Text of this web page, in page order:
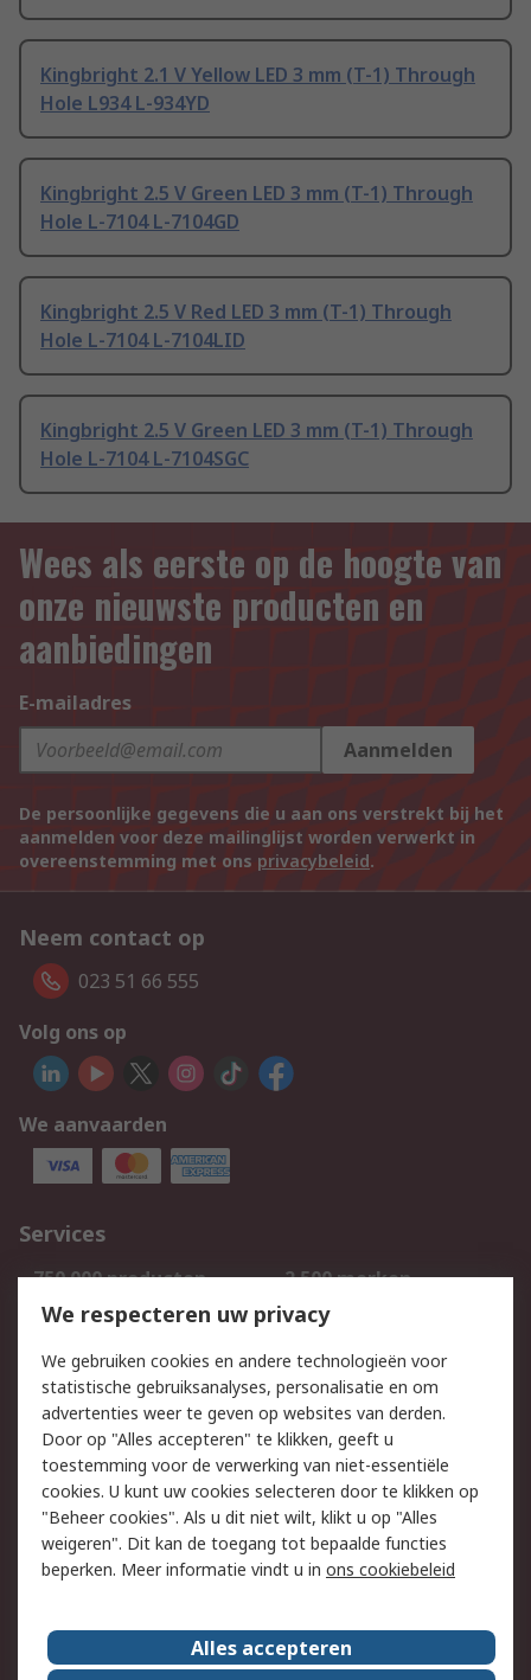
Kingbright 2.1 V Yellow LED 3 mm (T-1) Through
Hole L934 L-934YD
Kingbright 2.5 V Green LED 3 mm (T-1) Through
Hole L-7104 L-7104GD
Kingbright 2.5 V Red LED 3 mm (T-1) Through
Hole L-7104 L-7104LID
Kingbright 2.5 V Green LED 3 mm (T-1) Through
Hole L-7104 L-7104SGC
Wees als eerste op de hoogte van
onze nieuwste producten en
aanbiedingen
E-mailadres
Aanmelden
De persoonlijke gegevens die u aan ons verstrekt bij het
aanmelden voor deze mailinglijst worden verwerkt in
overeenstemming met ons privacybeleid.
Neem contact op
023 51 66 555
Volg ons op
We aanvaarden
Services
750.000 producten
2.500 merken
Bestellen
Inkoopoplossingen
Track & Trace
Wettelijk
Cookiebeleid
Email veiligheid
Privacybeleid
Websitevoorwaarden
Algemene
verkoopvoorwaarden
Over RS
We respecteren uw privacy
We gebruiken cookies en andere technologieën voor
statistische gebruiksanalyses, personalisatie en om
advertenties weer te geven op websites van derden.
Door op "Alles accepteren" te klikken, geeft u
toestemming voor de verwerking van niet-essentiële
cookies. U kunt uw cookies selecteren door te klikken op
"Beheer cookies". Als u dit niet wilt, klikt u op "Alles
weigeren". Dit kan de toegang tot bepaalde functies
beperken. Meer informatie vindt u in ons cookiebeleid
Alles accepteren